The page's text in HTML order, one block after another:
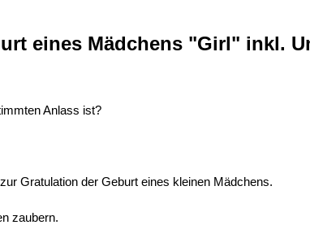
eines Mädchens "Girl" inkl.
Anlass ist?
Gratulation der Geburt eines kleinen Mädchens.
zaubern.